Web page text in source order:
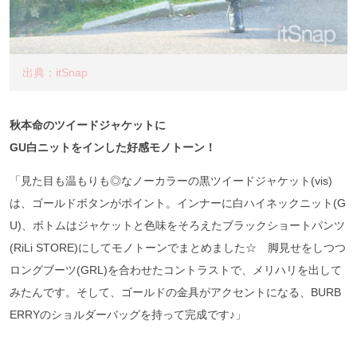
出典：itSnap
秋本命のツイードジャケットに
GU白ニットをインした好感モノトーン！
「見た目も温もりも◎なノーカラーの黒ツイードジャケット(vis)
は、ゴールドボタンがポイント。インナーに白ハイネックニット(G
U)、ボトムはジャケットと色味をそろえたブラックショートパンツ
(RiLi STORE)にしてモノトーンでまとめました☆ 脚見せをしつつ
ロングブーツ(GRL)を合わせたコントラストで、メリハリを出して
みたんです。そして、ゴールドの金具がアクセントになる、BURB
ERRYのショルダーバッグを持って完成です♪」